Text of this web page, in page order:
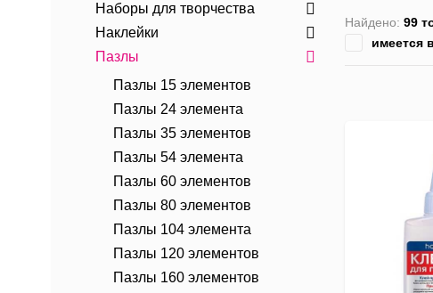
Наборы для творчества
Наклейки
Пазлы
Пазлы 15 элементов
Пазлы 24 элемента
Пазлы 35 элементов
Пазлы 54 элемента
Пазлы 60 элементов
Пазлы 80 элементов
Пазлы 104 элемента
Пазлы 120 элементов
Пазлы 160 элементов
Найдено: 99
имеется